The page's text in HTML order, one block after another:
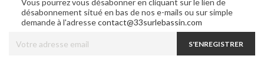
Vous pourrez vous désabonner en cliquant sur le lien de
désabonnement situé en bas de nos e-mails ou sur simple
demande à l'adressecontact@33surlebassin.com
S'ENREGISTRER